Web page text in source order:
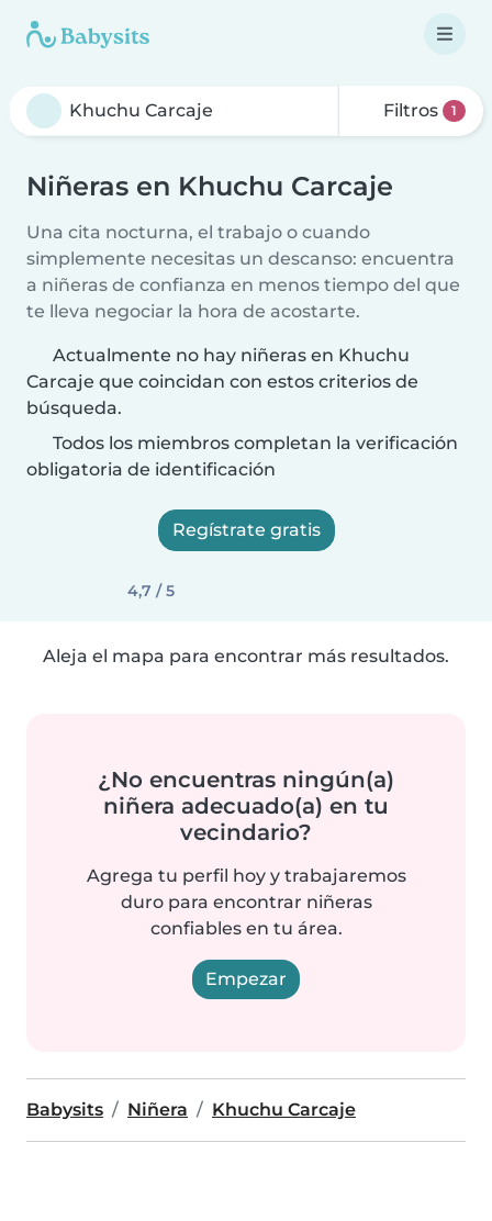
Filtros 1
Niñeras en Khuchu Carcaje
Una cita nocturna, el trabajo o cuando
simplemente necesitas un descanso: encuentra
a niñeras de confianza en menos tiempo del que
te lleva negociar la hora de acostarte.
Actualmente no hay niñeras en Khuchu
Carcaje que coincidan con estos criterios de
búsqueda.
Todos los miembros completan la verificación
obligatoria de identificación
Regístrate gratis
4,7 / 5
Aleja el mapa para encontrar más resultados.
¿No encuentras ningún(a)
niñera adecuado(a) en tu
vecindario?
Agrega tu perfil hoy y trabajaremos
duro para encontrar niñeras
confiables en tu área.
Empezar
Babysits Niñera Khuchu Carcaje